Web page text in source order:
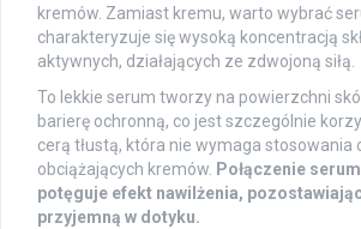
kremów. Zamiast kremu, warto wybrać
charakteryzuje się wysoką koncentracją
aktywnych, działających ze zdwojoną siłą.
To lekkie serum tworzy na powierzchni
barierę ochronną, co jest szczególnie
cerą tłustą, która nie wymaga stosowania
obciążających kremów. Połączenie
potęguje efekt nawilżenia,
przyjemną w dotyku.